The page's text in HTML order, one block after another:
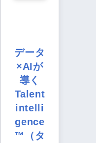
データ
×AIが
導く
Talent
intelli
gence
™（タ